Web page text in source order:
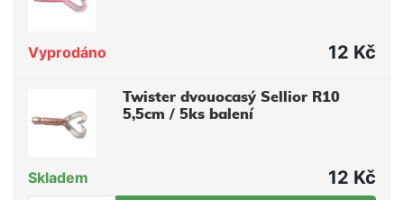
Vyprodáno 12 Kč
Twister dvouocasý Sellior R10
5,5cm / 5ks balení
Skladem 12 Kč